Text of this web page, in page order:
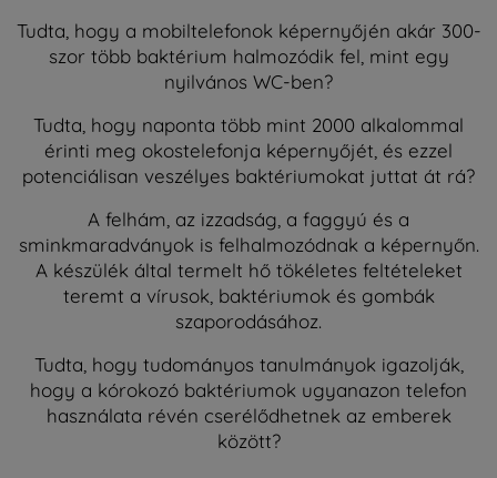
Tudta, hogy a mobiltelefonok képernyőjén akár 300-
szor több baktérium halmozódik fel, mint egy
nyilvános WC-ben?
Tudta, hogy naponta több mint 2000 alkalommal
érinti meg okostelefonja képernyőjét, és ezzel
potenciálisan veszélyes baktériumokat juttat át rá?
A felhám, az izzadság, a faggyú és a
sminkmaradványok is felhalmozódnak a képernyőn.
A készülék által termelt hő tökéletes feltételeket
teremt a vírusok, baktériumok és gombák
szaporodásához.
Tudta, hogy tudományos tanulmányok igazolják,
hogy a kórokozó baktériumok ugyanazon telefon
használata révén cserélődhetnek az emberek
között?